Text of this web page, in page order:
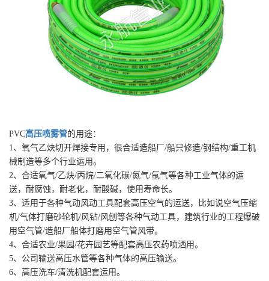
PVC高压喷雾管的用途：
1、氧气乙炔切开焊接专用，很合适造船厂/船只修造/钢结构/重工机
械制造等多个行业运用。
2、合适氧气/乙炔/丙烷/二氧化碳/氮气/氩气等各种工业气体的运
送，耐腐蚀，耐老化，耐酸碱，使用寿命长。
3、适用于各种气动风动工具配套高压空气的运送，比如说空气压缩
机/气体打磨砂轮机/风钻/风刨等各种气动工具，建筑行业的工程爆破
用空气管/造船厂船体打磨用空气管风带。
4、合适农业/果园/花卉园艺等配套高压农药喷洒用。
5、公司输送高压水管等各种气体的高压输送。
6、高压洗车/清洗机配套运用。